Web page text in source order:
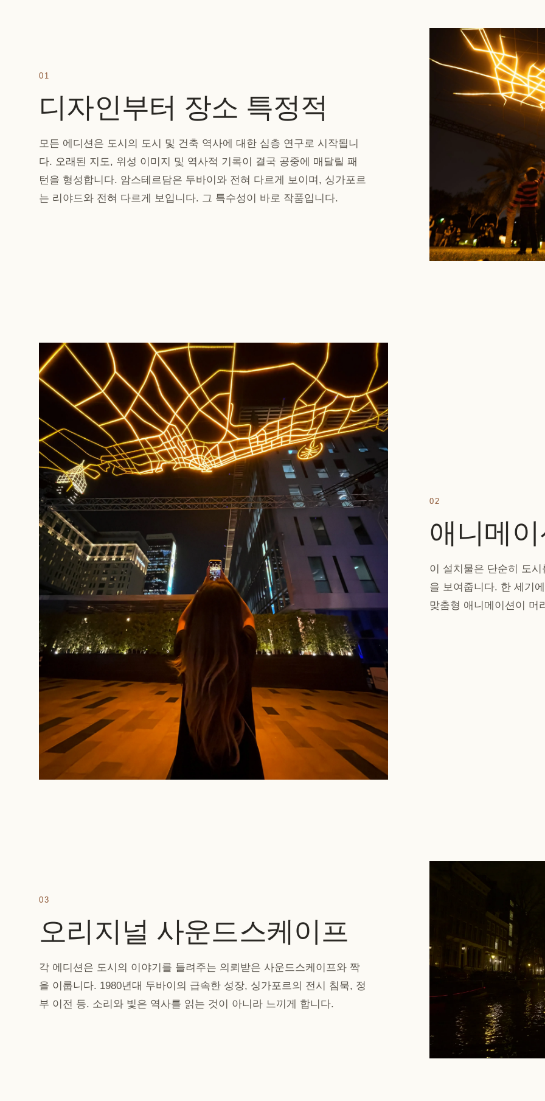
01
디자인부터 장소 특정적
모든 에디션은 도시의 도시 및 건축 역사에 대한 심층 연구로 시작됩니
다. 오래된 지도, 위성 이미지 및 역사적 기록이 결국 공중에 매달릴 패
턴을 형성합니다. 암스테르담은 두바이와 전혀 다르게 보이며, 싱가포르
는 리야드와 전혀 다르게 보입니다. 그 특수성이 바로 작품입니다.
02
애니메
이 설치물은 단순히 도
을 보여줍니다. 한 세기
맞춤형 애니메이션이 머
03
오리지널 사운드스케이프
각 에디션은 도시의 이야기를 들려주는 의뢰받은 사운드스케이프와 짝
을 이룹니다. 1980년대 두바이의 급속한 성장, 싱가포르의 전시 침묵, 정
부 이전 등. 소리와 빛은 역사를 읽는 것이 아니라 느끼게 합니다.